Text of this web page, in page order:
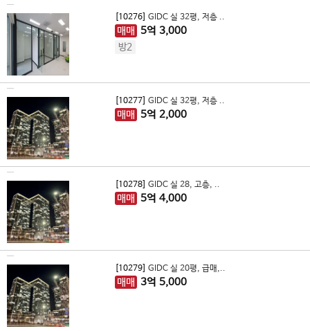
[10276] GIDC 실 32평, 저층 ..
매매 5억 3,000
방2
[10277] GIDC 실 32평, 저층 ..
매매 5억 2,000
[10278] GIDC 실 28, 고층, ..
매매 5억 4,000
[10279] GIDC 실 20평, 급매,..
매매 3억 5,000